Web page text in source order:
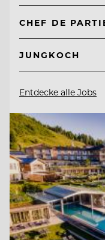
CHEF DE
JUNGKOCH
Entdecke alle Jobs